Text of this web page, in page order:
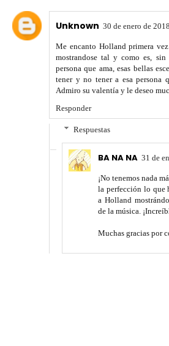
Unknown 30 de enero de
Me encanto Holland primera
mostrandose tal y como es,
persona que ama, esas bellas
tener y no tener a esa persona
Admiro su valentía y le deseo
Responder
Respuestas
BA NA NA 31 de
¡No tenemos nada
la perfección lo que
a Holland
de la música.
Muchas gracias por